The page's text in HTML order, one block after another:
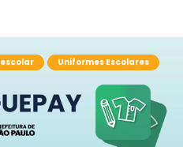
Uniformes Escolares